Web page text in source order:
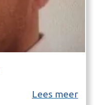
Lees meer